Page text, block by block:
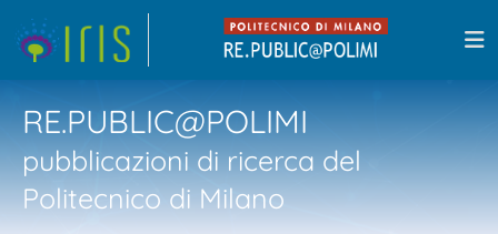
RE.PUBLIC@POLIMI
pubblicazioni di ricerca del
Politecnico di Milano